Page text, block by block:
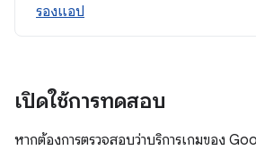
รองแอป
เปิดใช้การทดสอบ
หากต้องการตรวจสอบว่าบริการเกมของ